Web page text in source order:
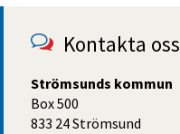
Kontakta oss
Strömsunds kommun
Box 500
833 24 Strömsund